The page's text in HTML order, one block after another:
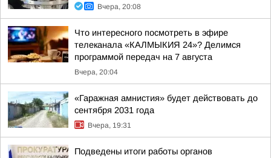
Вчера, 20:08
Что интересного посмотреть в эфире
телеканала «КАЛМЫКИЯ 24»? Делимся
программой передач на 7 августа
Вчера, 20:04
«Гаражная амнистия» будет действовать до
сентября 2031 года
Вчера, 19:31
Подведены итоги работы органов